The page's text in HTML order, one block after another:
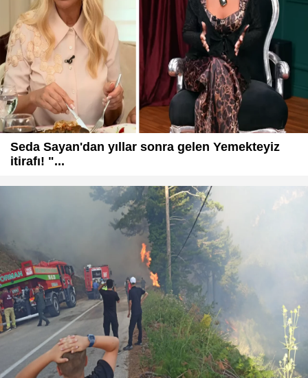
Seda Sayan'dan yıllar sonra gelen Yemekteyiz
itirafı! "...